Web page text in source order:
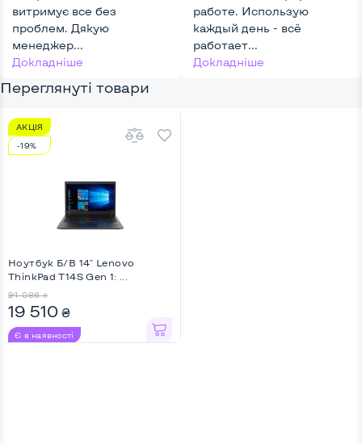
витримує все без
проблем. Дякую
менеджер...
Докладніше
работе. Использую
каждый день - всё
работает...
Докладніше
Переглянуті товари
АКЦІЯ
-19%
Ноутбук Б/В 14" Lenovo
ThinkPad T14S Gen 1: ...
24 086 ₴
19 510 ₴
Є в наявності